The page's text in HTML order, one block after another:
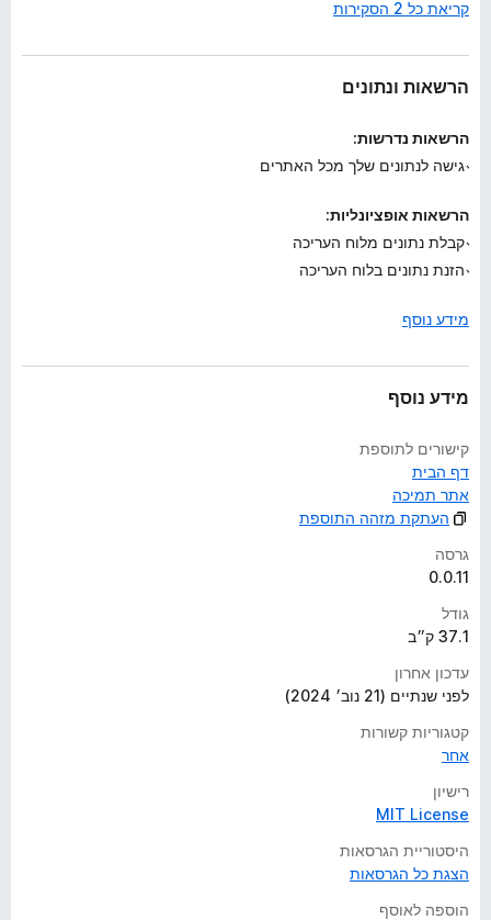
ם
ד
י
קריאת כל 2 הסקירות
הרשאות ונתונים
הרשאות נדרשות:
גישה לנתונים שלך מכל האתרים
הרשאות אופציונליות:
קבלת נתונים מלוח העריכה
הזנת נתונים בלוח העריכה
מידע נוסף
מידע נוסף
קישורים לתוספת
דף הבית
אתר תמיכה
העתקת מזהה התוספת
גרסה
0.0.11
גודל
37.1 ק״ב
עדכון אחרון
לפני שנתיים (21 נוב׳ 2024)
קטגוריות קשורות
אחר
רישיון
MIT License
היסטוריית הגרסאות
הצגת כל הגרסאות
הוספה לאוסף